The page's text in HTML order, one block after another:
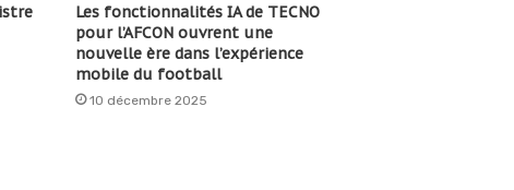
Les fonctionnalités IA de TECNO
pour l’AFCON ouvrent une
nouvelle ère dans l’expérience
mobile du football
10 décembre 2025